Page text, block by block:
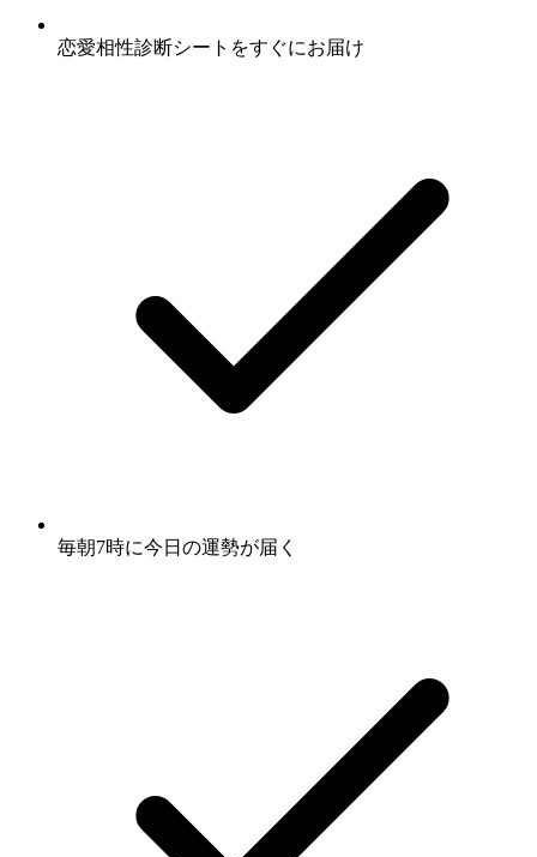
恋愛相性診断シート をすぐにお届け
毎朝7時に今日の運勢が届く